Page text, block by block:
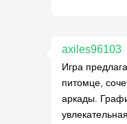
axiles96103
Игра
питомце,
аркады.